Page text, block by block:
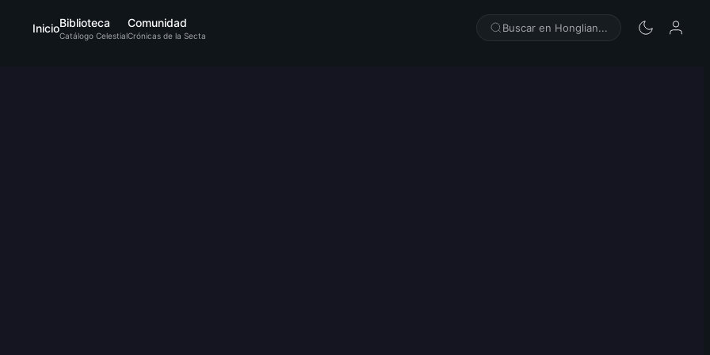
InicioBiblioteca
Catálogo Celestial
Comunidad
Crónicas de la Secta
Buscar en Honglian...